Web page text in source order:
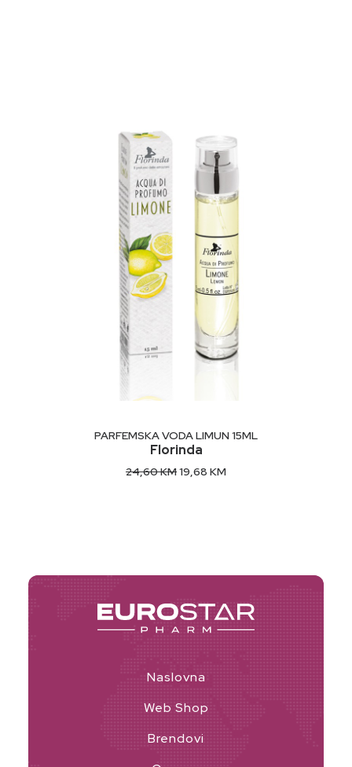
DODAJ U KORPU
PARFEMSKA VODA LIMUN 15ML
Florinda
24,60KMOriginal
19,68 KM
Naslovna
Web Shop
Brendovi